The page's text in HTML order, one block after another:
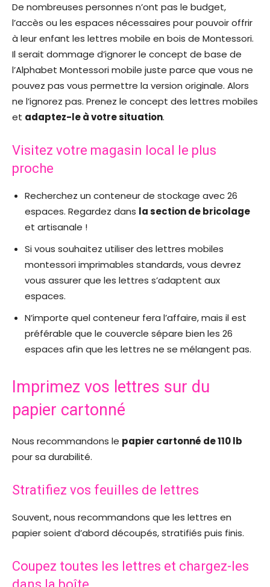
De nombreuses personnes n’ont pas le budget,
l’accès ou les espaces nécessaires pour pouvoir offrir
à leur enfant les lettres mobile en bois de Montessori.
Il serait dommage d’ignorer le concept de base de
l’Alphabet Montessori mobile juste parce que vous ne
pouvez pas vous permettre la version originale. Alors
ne l’ignorez pas. Prenez le concept des lettres mobiles
et adaptez-le à votre situation.
Visitez votre magasin local le plus
proche
Recherchez un conteneur de stockage avec 26
espaces. Regardez dans la section de bricolage
et artisanale !
Si vous souhaitez utiliser des lettres mobiles
montessori imprimables standards, vous devrez
vous assurer que les lettres s’adaptent aux
espaces.
N’importe quel conteneur fera l’affaire, mais il est
préférable que le couvercle sépare bien les 26
espaces afin que les lettres ne se mélangent pas.
Imprimez vos lettres sur du
papier cartonné
Nous recommandons le papier cartonné de 110 lb
pour sa durabilité.
Stratifiez vos feuilles de lettres
Souvent, nous recommandons que les lettres en
papier soient d’abord découpés, stratifiés puis finis.
Coupez toutes les lettres et chargez-les